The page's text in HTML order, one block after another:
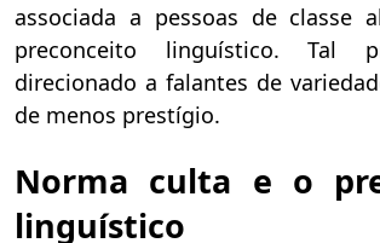
associada a pessoas de classe
preconceito linguístico. Tal
direcionado a falantes de
de menos prestígio.
Norma culta e o
linguístico